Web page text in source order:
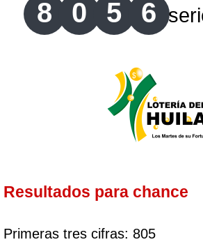
8 0 5 6
Resultados para chance
Primeras tres cifras: 805